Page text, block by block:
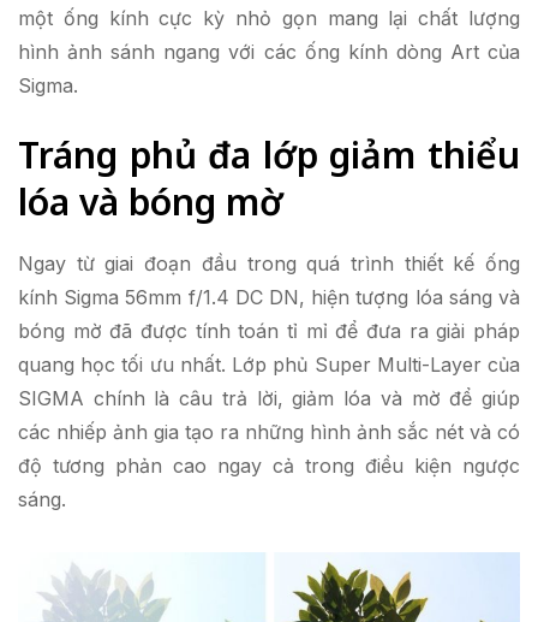
một ống kính cực kỳ nhỏ gọn mang lại chất lượng
hình ảnh sánh ngang với các ống kính dòng Art của
Sigma.
Tráng phủ đa lớp giảm thiểu
lóa và bóng mờ
Ngay từ giai đoạn đầu trong quá trình thiết kế ống
kính Sigma 56mm f/1.4 DC DN, hiện tượng lóa sáng và
bóng mờ đã được tính toán tỉ mỉ để đưa ra giải pháp
quang học tối ưu nhất. Lớp phủ Super Multi-Layer của
SIGMA chính là câu trả lời, giảm lóa và mờ để giúp
các nhiếp ảnh gia tạo ra những hình ảnh sắc nét và có
độ tương phản cao ngay cả trong điều kiện ngược
sáng.